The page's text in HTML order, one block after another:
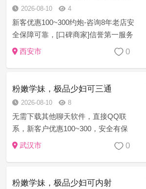
2026-08-10 4
新客优惠100~300约炮-咨询8年老店安
全保障可靠，[口碑商家]信誉第一服务
至上安全保密任何意见建议或者技师
萝莉空姐等资源充足 诚...
西安市 0
粉嫩学妹，极品少妇可三通
2026-08-10 8
无需下载其他聊天软件，直接QQ联
系，新客户优惠100~300，安全有保
障，价格亲民，粉嫩多汁，服务之前
武汉市 0
粉嫩学妹，极品少妇可内射